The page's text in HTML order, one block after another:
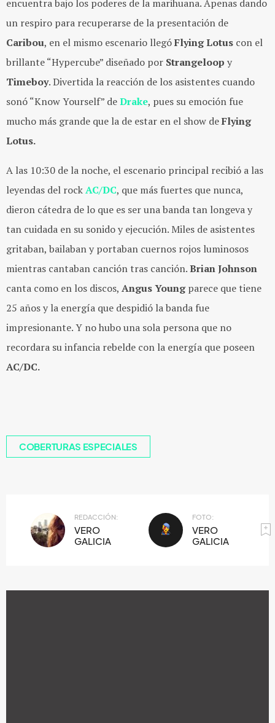
encuentra bajo los poderes de la marihuana. Apenas dando
un respiro para recuperarse de la presentación de
Caribou, en el mismo escenario llegóFlying Lotus con el
brillante “Hypercube” diseñado por Strangeloop y
Timeboy. Divertida la reacción de los asistentes cuando
sonó “Know Yourself” deDrake, pues su emoción fue
mucho más grande que la de estar en el show deFlying
Lotus.
A las 10:30 de la noche, el escenario principal recibió a las
leyendas del rockAC/DC, que más fuertes que nunca,
dieron cátedra de lo que es ser una banda tan longeva y
tan cuidada en su sonido y ejecución. Miles de asistentes
gritaban, bailaban y portaban cuernos rojos luminosos
mientras cantaban canción tras canción.Brian Johnson
canta como en los discos, Angus Youngparece que tiene
25 años y la energía que despidió la banda fue
impresionante. Y no hubo una sola persona que no
recordara su infancia rebelde con la energía que poseen
AC/DC.
COBERTURAS ESPECIALES
REDACCIÓN:
VERO
GALICIA
FOTO:
VERO
GALICIA